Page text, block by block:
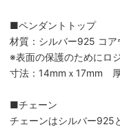
■ペンダントトップ
材質：シルバー925 コ
※表面の保護のためにロ
寸法：14mmｘ17mm
■チェーン
チェーンはシルバー925